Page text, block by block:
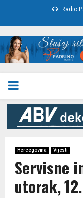
Radio
PRIMARY
MENU
Hercegovina Vijesti
Servisne
utorak,